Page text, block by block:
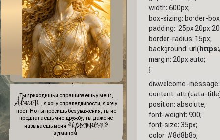
Фон профиля:
Ты приходишь и спрашиваешь у меня,
Авалон
, я хочу справедливости, я хочу
пост. Но ты просишь без уважения, ты не
предлагаешь мне дружбу, ты даже не
называешь меня «крестным»
админом.
width: 600px;
box-sizing: border-
padding: 25px 20px
border-radius: 15px;
background: url(
margin: 20px auto;
}
div.welcome-
content: attr(data-
position: absolute;
font-weight: 900;
font-size: 35px;
color: #8d8b8b;